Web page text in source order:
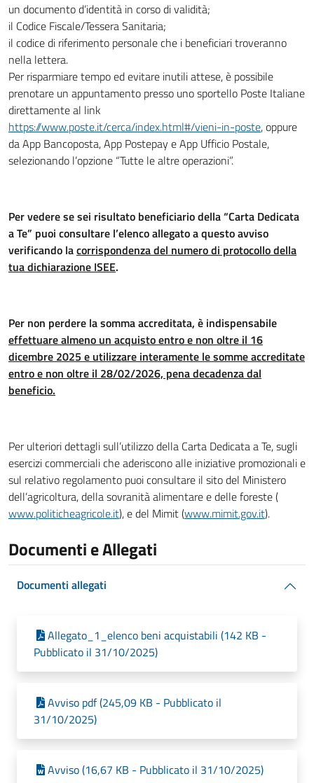
un documento d’identità in corso di validità;
il Codice Fiscale/Tessera Sanitaria;
il codice di riferimento personale che i beneficiari troveranno
nella lettera.
Per risparmiare tempo ed evitare inutili attese, è possibile
prenotare un appuntamento presso uno sportello Poste Italiane
direttamente al link
https://www.poste.it/cerca/index.html#/vieni-in-poste, oppure
da App Bancoposta, App Postepay e App Ufficio Postale,
selezionando l’opzione “Tutte le altre operazioni”.
Per vedere se sei risultato beneficiario della “Carta Dedicata
a Te” puoi consultare l’elenco allegato a questo avviso
verificando lacorrispondenza del numero di protocollo della
tua dichiarazione ISEE.
Per non perdere la somma accreditata, è indispensabile
effettuare almeno un acquisto entro e non oltre il 16
dicembre 2025 e utilizzare interamente le somme accreditate
entro e non oltre il 28/02/2026, pena decadenza dal
beneficio.
Per ulteriori dettagli sull’utilizzo della Carta Dedicata a Te, sugli
esercizi commerciali che aderiscono alle iniziative promozionali e
sul relativo regolamento puoi consultare il sito del Ministero
dell’agricoltura, della sovranità alimentare e delle foreste (
www.politicheagricole.it), e del Mimit (www.mimit.gov.it).
Documenti e Allegati
Documenti allegati
Allegato_1_elenco beni acquistabili (142 KB -
Pubblicato il 31/10/2025)
Avviso pdf (245,09 KB - Pubblicato il
31/10/2025)
Avviso (16,67 KB - Pubblicato il 31/10/2025)